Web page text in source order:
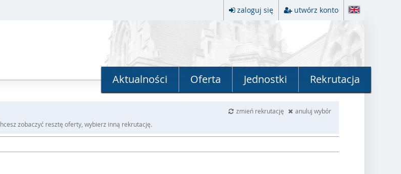
zaloguj się utwórz konto
Aktualności Oferta Jednostki Rekrutacja
zmień rekrutację
anuluj wybór
zobaczyć resztę oferty, wybierz inną rekrutację.